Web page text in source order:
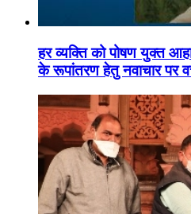
हर व्यक्ति को पोषण युक्त
के रूपांतरण हेतु नवाचार पर